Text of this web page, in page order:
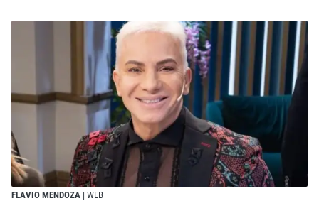
FLAVIO MENDOZA | WEB